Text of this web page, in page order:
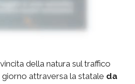
della natura sul traffico
attraversa la statale da